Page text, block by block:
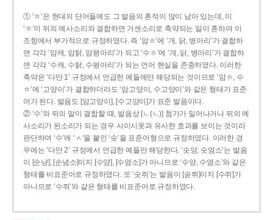
① ‘ㅎ’은 현대의 단어들에도 그 발음의 흔적이 많이 남아 있는데, 이
‘ㅎ’이 뒤의 예사소리와 결합하면 거센소리로 축약되는 일이 흔하여 이
조항에서 부가적으로 규정하였다. 즉 ‘암ㅎ’에 ‘개, 닭, 병아리’가 결합하
면 각각 ‘암캐, 암탉, 암평아리’가 되고 ‘수ㅎ’에 ‘개, 닭, 병아리’가 결합하
면 각각 ‘수캐, 수탉, 수평아리’가 되는 언어 현실을 존중하였다. 이러한
축약은 ‘다만 1’ 규정에서 언급한 예들에만 해당되는 것이므로 ‘암ㅎ, 수
ㅎ’에 ‘고양이’가 결합하더라도 ‘암고양이, 수고양이’와 같은 형태가 표준
어가 된다. 발음도 [암고양이], [수고양이]가 표준 발음이다.
② ‘수’와 뒤의 말이 결합할 때, 발음상 [ㄴ(ㄴ)] 첨가가 일어나거나 뒤의 예
사소리가 된소리가 되는 경우 사이시옷과 유사한 효과를 보이는 것이라
판단하여 ‘수’에 ‘ㅅ’을 붙인 ‘숫’을 표준어형으로 규정하였다. 이러한 경
우에는 ‘다만 2’ 규정에서 언급한 예들만 해당한다. ‘숫양, 숫염소’는 발음
이 [순냥], [순념소]이지 [수양], [수염소]가 아니므로 ‘수양, 수염소’와 같은
형태를 비표준어로 규정하였다. 또 ‘숫쥐’는 발음이 [숟쮜]이지 [수쥐]가
아니므로 ‘수쥐’와 같은 형태를 비표준어로 규정하였다.